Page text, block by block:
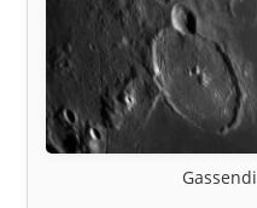
Gassendi